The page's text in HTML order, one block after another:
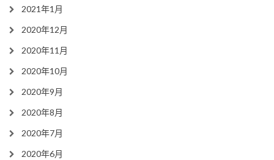
2021年1月
2020年12月
2020年11月
2020年10月
2020年9月
2020年8月
2020年7月
2020年6月